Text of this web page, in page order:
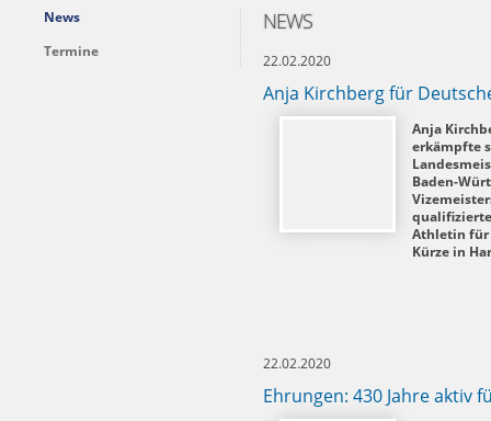
News
Termine
NEWS
22.02.2020
Anja Kirchberg für
Anja
erkämpfte
Baden-
Athletin für
Kürze in
22.02.2020
Ehrungen: 430 Jahre aktiv